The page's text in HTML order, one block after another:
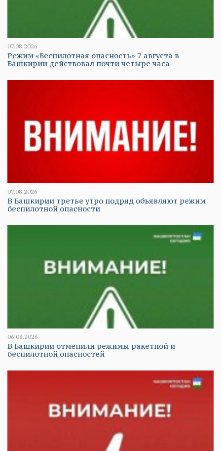
07.08.2026
Режим «Беспилотная опасность» 7 августа в
Башкирии действовал почти четыре часа
07.08.2026
В Башкирии третье утро подряд объявляют режим
беспилотной опасности
06.08.2026
В Башкирии отменили режимы ракетной и
беспилотной опасностей